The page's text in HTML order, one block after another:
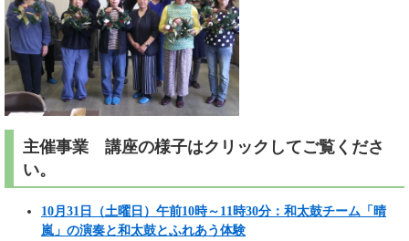
主催事業 講座の様子はクリックしてご覧くださ
い。​
10月31日（土曜日）午前10時～11時30分：和太鼓チーム「晴
嵐」の演奏と和太鼓とふれあう体験​